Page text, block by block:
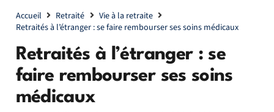
Accueil Retraité
Vie à la retraite
Retraités à l’étranger : se faire rembourser ses soins médicaux
Retraités à l’étranger : se
faire rembourser ses soins
médicaux